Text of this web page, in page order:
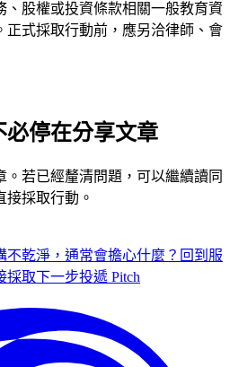
、股權或投資條款相關一般教育資
正式採取行動前，應另洽律師、會
停在分享文章
。若已經釐清問題，可以繼續讀同
接採取行動。
不乾淨，通常會擔心什麼？ 回到服
採取下一步投遞 Pitch